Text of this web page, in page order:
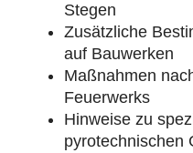
Stegen
Zusätzliche
auf Bauwerken
Maßnahmen
Feuerwerks
Hinweise zu
pyrotechnischen